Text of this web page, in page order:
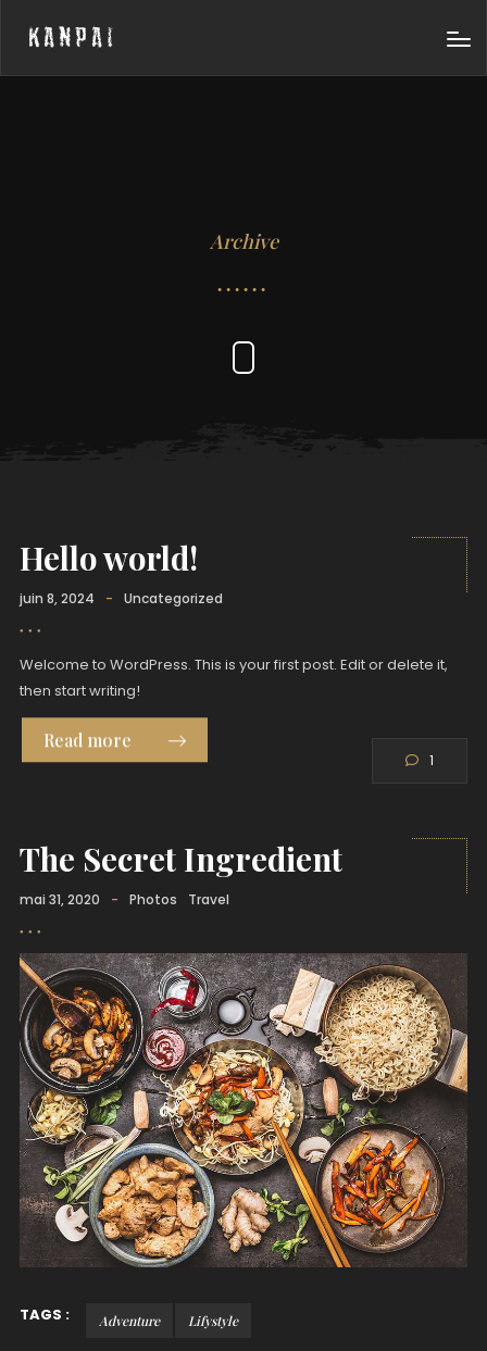
KANPAI
Archive
Hello world!
juin 8, 2024 - Uncategorized
Welcome to WordPress. This is your first post. Edit or delete it,
then start writing!
Read more
1
The Secret Ingredient
mai 31, 2020 - Photos Travel
TAGS : Adventure Lifystyle